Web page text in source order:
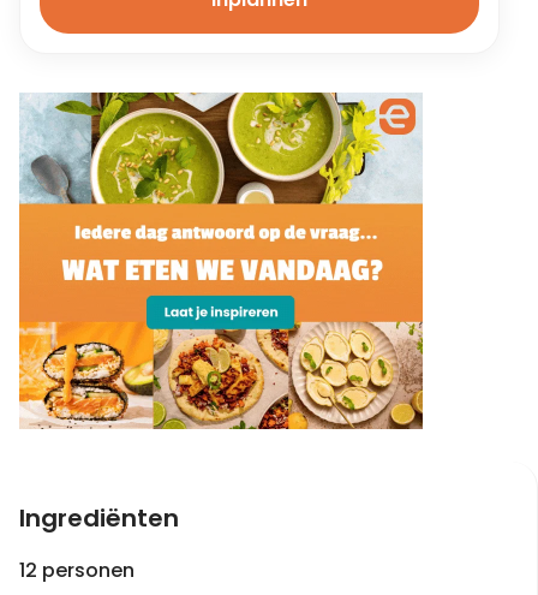
Ingrediënten
12 personen